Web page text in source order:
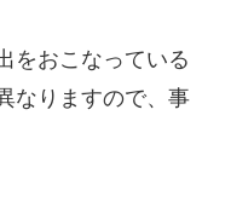
をおこなっている
なりますので、事